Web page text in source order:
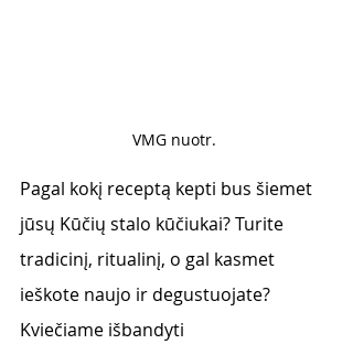
VMG nuotr.
Pagal kokį receptą kepti bus šiemet
jūsų Kūčių stalo kūčiukai? Turite
tradicinį, ritualinį, o gal kasmet
ieškote naujo ir degustuojate?
Kviečiame išbandyti